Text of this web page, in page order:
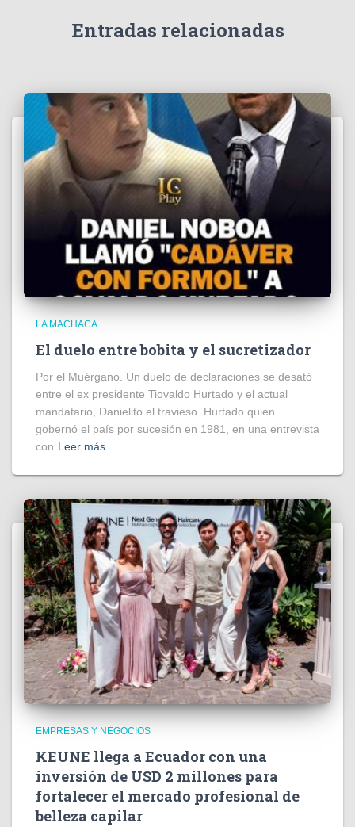
Entradas relacionadas
LA MACHACA
El duelo entre bobita y el sucretizador
Por el Muérgano. Un duelo de declaraciones se desató
entre el ex presidente Tiovaldo Hurtado y el actual
mandatario, Danielito el travieso. Hurtado quien
gobernó el país por sucesión en 1981, en una entrevista
con Leer más
EMPRESAS Y NEGOCIOS
KEUNE llega a Ecuador con una
inversión de USD 2 millones para
fortalecer el mercado profesional de
belleza capilar